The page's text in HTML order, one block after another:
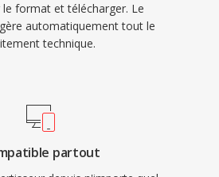
le format et télécharger. Le
automatiquement tout le
technique.
partout